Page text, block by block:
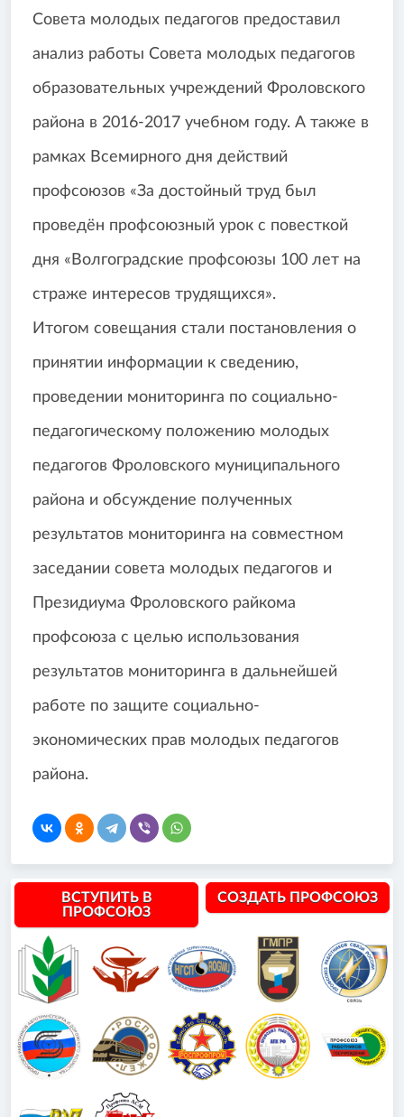
Совета молодых педагогов предоставил
анализ работы Совета молодых педагогов
образовательных учреждений Фроловского
района в 2016-2017 учебном году. А также в
рамках Всемирного дня действий
профсоюзов «За достойный труд был
проведён профсоюзный урок с повесткой
дня «Волгоградские профсоюзы 100 лет на
страже интересов трудящихся».
Итогом совещания стали постановления о
принятии информации к сведению,
проведении мониторинга по социально-
педагогическому положению молодых
педагогов Фроловского муниципального
района и обсуждение полученных
результатов мониторинга на совместном
заседании совета молодых педагогов и
Президиума Фроловского райкома
профсоюза с целью использования
результатов мониторинга в дальнейшей
работе по защите социально-
экономических прав молодых педагогов
района.
ВСТУПИТЬ В
ПРОФСОЮЗ
СОЗДАТЬ ПРОФСОЮЗ